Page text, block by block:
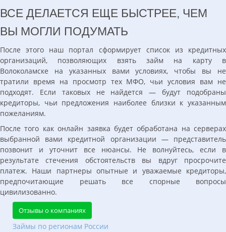
ВСЕ ДЕЛАЕТСЯ ЕЩЕ БЫСТРЕЕ, ЧЕМ
ВЫ МОГЛИ ПОДУМАТЬ
После этого наш портал сформирует список из кредитных
организаций, позволяющих взять займ на карту в
Волоколамске на указанных вами условиях, чтобы вы не
тратили время на просмотр тех МФО, чьи условия вам не
подходят. Если таковых не найдется — будут подобраны
кредиторы, чьи предложения наиболее близки к указанным
пожеланиям.
После того как онлайн заявка будет обработана на серверах
выбранной вами кредитной организации — представитель
позвонит и уточнит все нюансы. Не волнуйтесь, если в
результате стечения обстоятельств вы вдруг просрочите
платеж. Наши партнеры опытные и уважаемые кредиторы,
предпочитающие решать все спорные вопросы
цивилизованно.
Отзывы о компаниях
Займы по регионам России